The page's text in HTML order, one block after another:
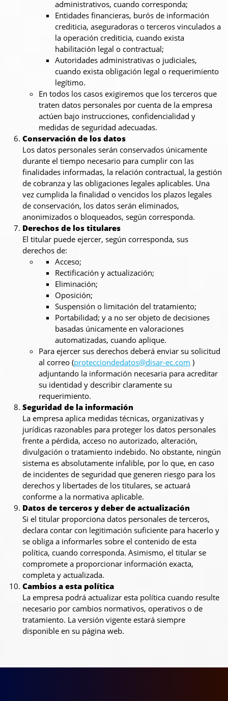
administrativos, cuando corresponda;
Entidades financieras, burós de información
crediticia, aseguradoras o terceros vinculados a
la operación crediticia, cuando exista
habilitación legal o contractual;
Autoridades administrativas o judiciales,
cuando exista obligación legal o requerimiento
legítimo.
En todos los casos exigiremos que los terceros que
traten datos personales por cuenta de la empresa
actúen bajo instrucciones, confidencialidad y
medidas de seguridad adecuadas.
Conservación de los datos
Los datos personales serán conservados únicamente
durante el tiempo necesario para cumplir con las
finalidades informadas, la relación contractual, la gestión
de cobranza y las obligaciones legales aplicables. Una
vez cumplida la finalidad o vencidos los plazos legales
de conservación, los datos serán eliminados,
anonimizados o bloqueados, según corresponda.
Derechos de los titulares
El titular puede ejercer, según corresponda, sus
derechos de:
Acceso;
Rectificación y actualización;
Eliminación;
Oposición;
Suspensión o limitación del tratamiento;
Portabilidad; y a no ser objeto de decisiones
basadas únicamente en valoraciones
automatizadas, cuando aplique.
Para ejercer sus derechos deberá enviar su solicitud
al correo (protecciondedatos@disar-ec.com )
adjuntando la información necesaria para acreditar
su identidad y describir claramente su
requerimiento.
Seguridad de la información
La empresa aplica medidas técnicas, organizativas y
jurídicas razonables para proteger los datos personales
frente a pérdida, acceso no autorizado, alteración,
divulgación o tratamiento indebido. No obstante, ningún
sistema es absolutamente infalible, por lo que, en caso
de incidentes de seguridad que generen riesgo para los
derechos y libertades de los titulares, se actuará
conforme a la normativa aplicable.
Datos de terceros y deber de actualización
Si el titular proporciona datos personales de terceros,
declara contar con legitimación suficiente para hacerlo y
se obliga a informarles sobre el contenido de esta
política, cuando corresponda. Asimismo, el titular se
compromete a proporcionar información exacta,
completa y actualizada.
Cambios a esta política
La empresa podrá actualizar esta política cuando resulte
necesario por cambios normativos, operativos o de
tratamiento. La versión vigente estará siempre
disponible en su página web.